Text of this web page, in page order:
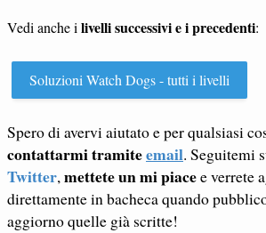
Vedi anche i livelli successivi e i precedenti:
Soluzioni Watch Dogs - tutti i livelli
Spero di avervi aiutato e per qualsiasi
contattarmi tramiteemail. Seguitemi
Twitter,mettete un mi piacee verrete
direttamente in bacheca quando
aggiorno quelle già scritte!